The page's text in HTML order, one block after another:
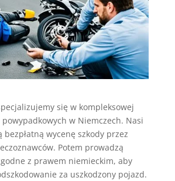
się w kompleksowej
w Niemczech. Nasi
wycenę szkody przez
Potem prowadzą
z prawem niemieckim, aby
za uszkodzony pojazd.